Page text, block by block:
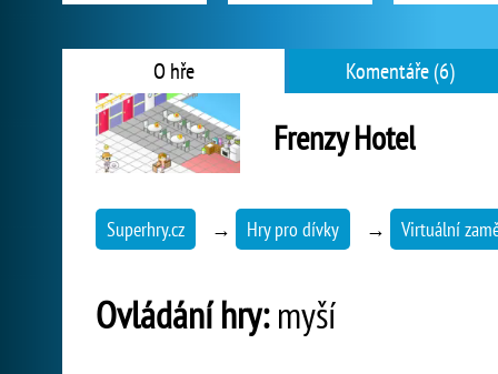
O hře Komentáře (6)
Frenzy Hotel
Superhry.cz → Hry pro dívky → Virtuální
Ovládání hry:myší